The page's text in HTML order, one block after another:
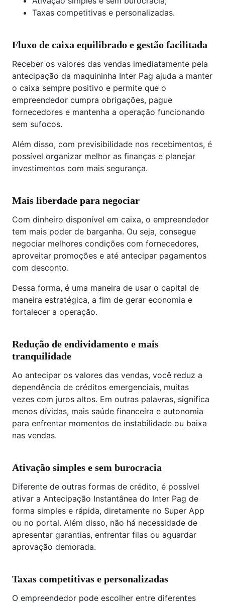
Taxas competitivas e personalizadas.
Fluxo de caixa equilibrado e gestão facilitada
Receber os valores das vendas imediatamente pela
antecipação da maquininha Inter Pag ajuda a manter
o caixa sempre positivo e permite que o
empreendedor cumpra obrigações, pague
fornecedores e mantenha a operação funcionando
sem sufocos.
Além disso, com previsibilidade nos recebimentos, é
possível organizar melhor as finanças e planejar
investimentos com mais segurança.
Mais liberdade para negociar
Com dinheiro disponível em caixa, o empreendedor
tem mais poder de barganha. Ou seja, consegue
negociar melhores condições com fornecedores,
aproveitar promoções e até antecipar pagamentos
com desconto.
Dessa forma, é uma maneira de usar o capital de
maneira estratégica, a fim de gerar economia e
fortalecer a operação.
Redução de endividamento e mais
tranquilidade
Ao antecipar os valores das vendas, você reduz a
dependência de créditos emergenciais, muitas
vezes com juros altos. Em outras palavras, significa
menos dívidas, mais saúde financeira e autonomia
para enfrentar momentos de instabilidade ou baixa
nas vendas.
Ativação simples e sem burocracia
Diferente de outras formas de crédito, é possível
ativar a Antecipação Instantânea do Inter Pag de
forma simples e rápida, diretamente no Super App
ou no portal. Além disso, não há necessidade de
apresentar garantias, enfrentar filas ou aguardar
aprovação demorada.
Taxas competitivas e personalizadas
O empreendedor pode escolher entre diferentes